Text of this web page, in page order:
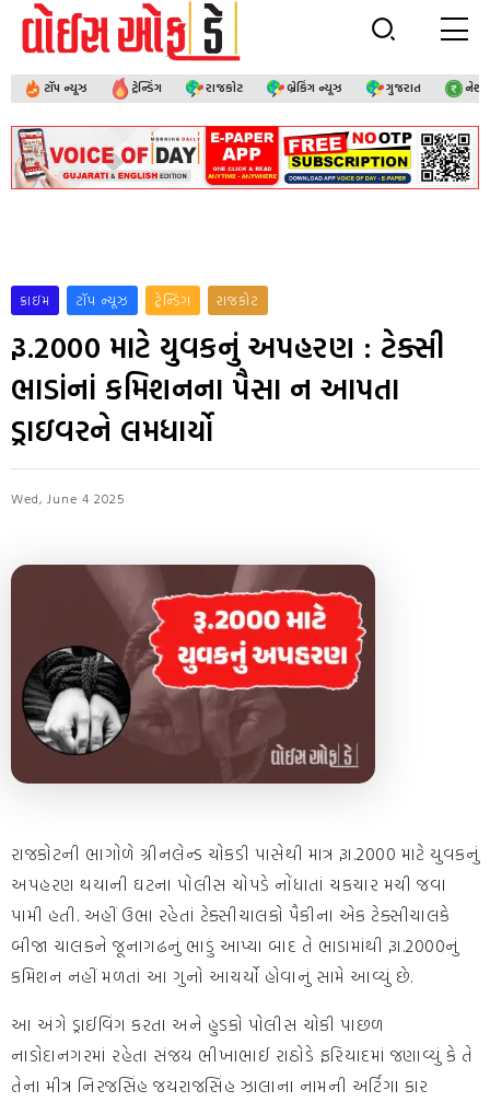
ટૉપ ન્યૂઝ ટ્રેન્ડિંગ રાજકોટ બ્રેકિંગ ન્યૂઝ ગુજરાત
ક્રાઇમ ટૉપ ન્યૂઝ ટ્રેન્ડિંગ રાજકોટ
રૂ.2000 માટે યુવકનું અપહરણ : ટેક્સી
ભાડાંનાં કમિશનના પૈસા ન આપતા
ડ્રાઇવરને લમધાર્યો
Wed, June 4 2025
રાજકોટની ભાગોળે ગ્રીનલેન્ડ ચોકડી પાસેથી માત્ર રૂા.2000 માટે યુવકનું
અપહરણ થયાની ઘટના પોલીસ ચોપડે નોંધાતાં ચકચાર મચી જવા
પામી હતી. અહીં ઉભા રહેતાં ટેક્સીચાલકો પૈકીના એક ટેક્સીચાલકે
બીજા ચાલકને જૂનાગઢનું ભાડું આપ્યા બાદ તે ભાડામાંથી રૂા.2000નું
કમિશન નહીં મળતાં આ ગુનો આચર્યો હોવાનું સામે આવ્યું છે.
આ અંગે ડ્રાઈવિંગ કરતા અને હુડકો પોલીસ ચોકી પાછળ
નાડોદાનગરમાં રહેતા સંજય ભીખાભાઈ રાઠોડે ફરિયાદમાં જણાવ્યું કે તે
તેના મીત્ર નિરજસિંહ જયરાજસિંહ ઝાલાના નામની અર્ટિગા કાર